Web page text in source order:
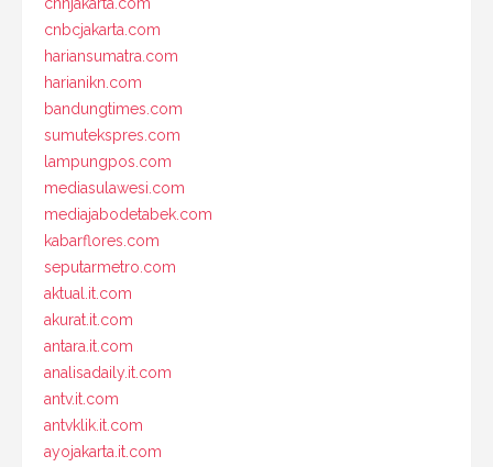
cnbcjakarta.com
hariansumatra.com
harianikn.com
bandungtimes.com
sumutekspres.com
lampungpos.com
mediasulawesi.com
mediajabodetabek.com
kabarflores.com
seputarmetro.com
aktual.it.com
akurat.it.com
antara.it.com
analisadaily.it.com
antv.it.com
antvklik.it.com
ayojakarta.it.com